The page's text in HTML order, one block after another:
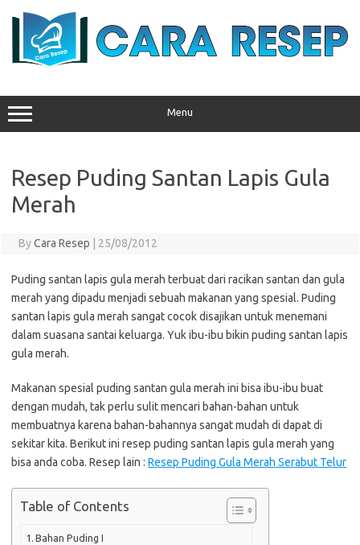
Menu
Resep Puding Santan Lapis Gula
Merah
ByCara Resep 25/08/2012
Puding santan lapis gula merah terbuat dari racikan santan dan gula
merah yang dipadu menjadi sebuah makanan yang spesial. Puding
santan lapis gula merah sangat cocok disajikan untuk menemani
dalam suasana santai keluarga. Yuk ibu-ibu bikin puding santan lapis
gula merah.
Makanan spesial puding santan gula merah ini bisa ibu-ibu buat
dengan mudah, tak perlu sulit mencari bahan-bahan untuk
membuatnya karena bahan-bahannya sangat mudah di dapat di
sekitar kita. Berikut ini resep puding santan lapis gula merah yang
bisa anda coba. Resep lain : Resep Puding Gula Merah Serabut Telur
Table of Contents
Bahan Puding I